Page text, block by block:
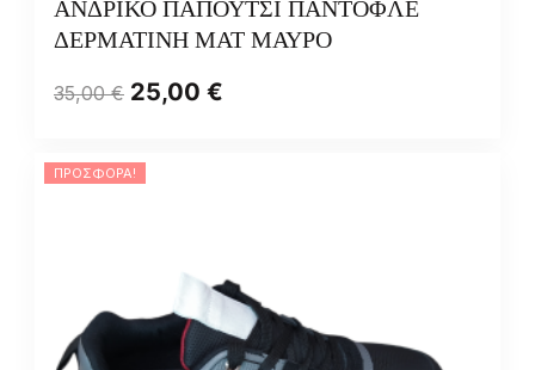
ΑΝΔΡΙΚΟ ΠΑΠΟΥΤΣΙ ΠΑΝΤΟΦΛΕ
ΔΕΡΜΑΤΙΝΗ ΜΑΤ ΜΑΥΡΟ
35,00€ 25,00 €
ΠΡΟΣΦΟΡΆ!